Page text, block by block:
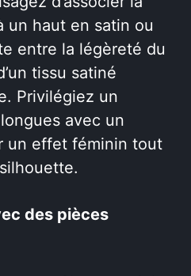
un haut en satin ou
entre la légèreté du
tissu satiné
Privilégiez un
avec un
un effet féminin tout
des pièces